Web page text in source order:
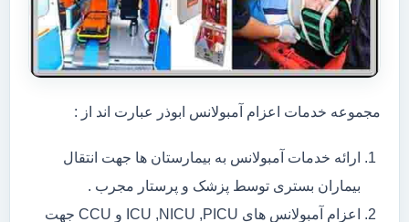
مجموعه خدمات اعزام آمبولانس ابوذر عبارت اند از :
ارائه خدمات آمبولانس به بیمارستان ها جهت انتقال
بیماران بستری توسط پزشک و پرستار مجرب .
اعزام آمبولانس های ICU ,NICU ,PICU و CCU جهت